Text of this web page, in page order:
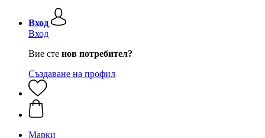
Вход
Вход
Вие сте нов потребител?
Създаване на профил
Mарки